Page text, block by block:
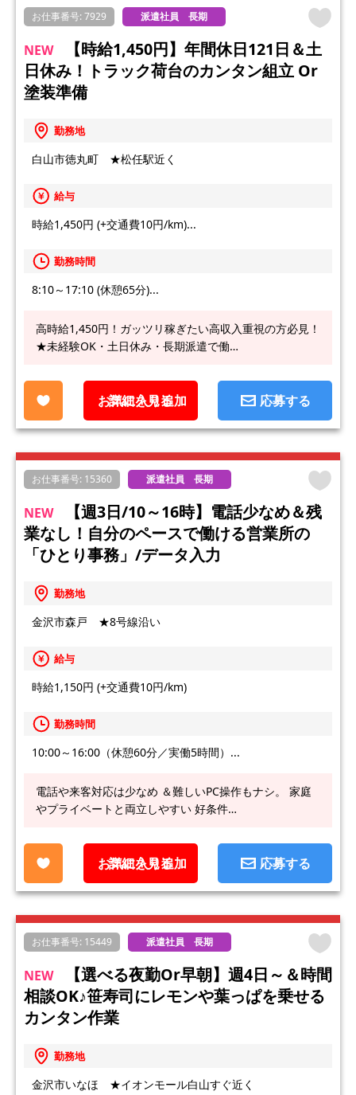
お仕事番号: 7929 派遣社員 長期
NEW
【時給1,450円】年間休日121日＆土
日休み！トラック荷台のカンタン組立 Or
塗装準備
勤務地
白山市徳丸町 ★松任駅近く
給与
時給1,450円 (+交通費10円/km)...
勤務時間
8:10～17:10 (休憩65分)...
高時給1,450円！ガッツリ稼ぎたい高収入重視の方必見！
★未経験OK・土日休み・長期派遣で働…
お気に入り追加
詳細を見る 応募する
お仕事番号: 15360 派遣社員 長期
NEW
【週3日/10～16時】電話少なめ＆残
業なし！自分のペースで働ける営業所の
「ひとり事務」/データ入力
勤務地
金沢市森戸 ★8号線沿い
給与
時給1,150円 (+交通費10円/km)
勤務時間
10:00～16:00（休憩60分／実働5時間）...
電話や来客対応は少なめ ＆難しいPC操作もナシ。 家庭
やプライベートと両立しやすい 好条件…
お気に入り追加
詳細を見る 応募する
お仕事番号: 15449 派遣社員 長期
NEW
【選べる夜勤or早朝】週4日～＆時間
相談OK♪笹寿司にレモンや葉っぱを乗せる
カンタン作業
勤務地
金沢市いなほ ★イオンモール白山すぐ近く